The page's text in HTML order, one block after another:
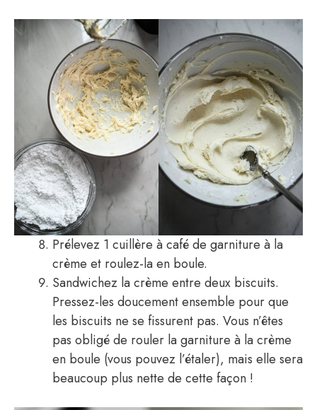
Prélevez 1 cuillère à café de garniture à la
crème et roulez-la en boule.
Sandwichez la crème entre deux biscuits.
Pressez-les doucement ensemble pour que
les biscuits ne se fissurent pas. Vous n’êtes
pas obligé de rouler la garniture à la crème
en boule (vous pouvez l’étaler), mais elle sera
beaucoup plus nette de cette façon !